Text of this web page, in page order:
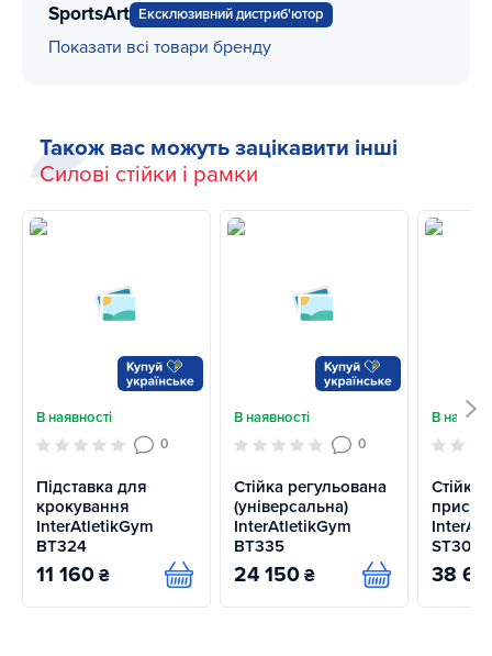
SportsArt Ексклюзивний дистриб'ютор
Показати всі товари бренду
Також вас можуть зацікавити інші
Силові стійки і рамки
В наявності
0
Підставка для
крокування
InterAtletikGym
BT324
11 160 ₴ Купити
В наявності
0
Стійка регульована
(універсальна)
InterAtletikGym
BT335
24 150 ₴ Купити
В
Стійка
ST309
38